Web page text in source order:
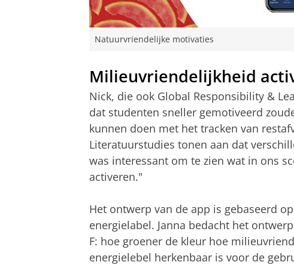
Natuurvriendelijke motivaties
Milieuvriendelijkheid
Nick, die ook Global Responsibility &
dat studenten sneller gemotiveerd
kunnen doen met het tracken van
Literatuurstudies tonen aan dat
was interessant om te zien wat in ons
activeren."
Het ontwerp van de app is gebaseerd
energielabel. Janna bedacht het
F: hoe groener de kleur hoe
energielebel herkenbaar is voor de